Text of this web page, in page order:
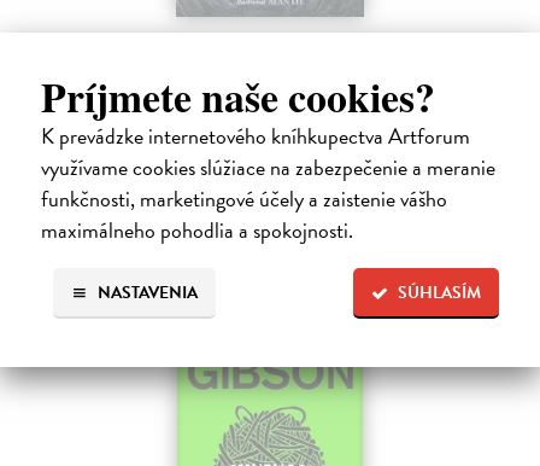
Príjmete naše cookies?
K prevádzke internetového kníhkupectva Artforum
využívame cookies slúžiace na zabezpečenie a meranie
funkčnosti, marketingové účely a zaistenie vášho
maximálneho pohodlia a spokojnosti.
SÚHLASÍM
NASTAVENIA
Pád Gondolinu
Legenda o páde Gondolinu hovorí o boji dvoch najväčších mocností
sveta. Zlo predstavuje Morgoth, najhorší zo všetkých, vodca
obrovských armád, ktoré riadi zo svojej železnej pevnosti.
Na sklade ?
18,55 €